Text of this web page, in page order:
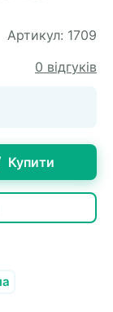
Артикул: 1709
0 відгуків
Купити